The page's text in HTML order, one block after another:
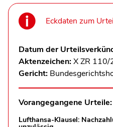
Eckdaten zum
Datum der
Aktenzeichen:X ZR 110/
Gericht:
Vorangegangene Urteile:
Lufthansa-Klausel: